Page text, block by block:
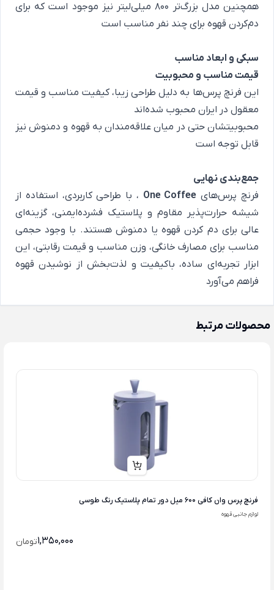
همچنین مدل بزرگ‌تر 800 میلی‌لیتر نیز موجود است که برای
دم‌کردن قهوه برای چند نفر مناسب است
سبکی و ابعاد مناسب
قیمت مناسب و محبوبیت
این فرنچ پرس‌ها به دلیل طراحی زیبا، کیفیت مناسب و قیمت
معقول در ایران محبوب شده‌اند
محبوبیتشان حتی در میان علاقه‌مندان به قهوه و دمنوش نیز
قابل توجه است
جمع‌بندی نهایی
فرنچ پرس‌های One Coffee ، با طراحی کاربردی، استفاده از
شیشه حرارت‌پذیر مقاوم و پلاستیک فشرده‌ایمنی، گزینه‌ای
عالی برای دم کردن قهوه یا دمنوش هستند. با وجود حجمی
مناسب برای مصارف خانگی، وزن مناسب و قیمت رقابتی، این
ابزار تجربه‌ای ساده، باکیفیت و لذت‌بخش از نوشیدن قهوه
فراهم می‌آورد
محصولات مرتبط
فرنچ پرس وان کافی 600 میل دور تمام پلاستیک رنگ طوسی
لوازم جانبی قهوه
1,350,000تومان